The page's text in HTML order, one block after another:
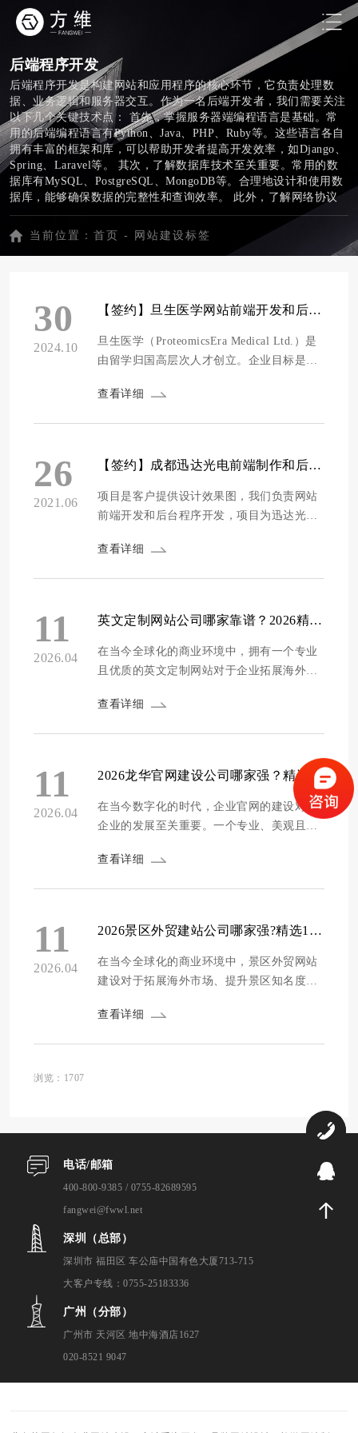
后端程序开发
后端程序开发是构建网站和应用程序的核心环节，它负责处理数
据、业务逻辑和服务器交互。作为一名后端开发者，我们需要关注
以下几个关键技术点： 首先，掌握服务器端编程语言是基础。常
用的后端编程语言有Python、Java、PHP、Ruby等。这些语言各自
拥有丰富的框架和库，可以帮助开发者提高开发效率，如Django、
Spring、Laravel等。 其次，了解数据库技术至关重要。常用的数
据库有MySQL、PostgreSQL、MongoDB等。合理地设计和使用数
据库，能够确保数据的完整性和查询效率。 此外，了解网络协议
和API开发也是后端程序开发的关键。掌握HTTP协议、RESTful
API设计原则，能够使后端与前端、其他系统之间高效地进行数据
交互。 在开发过程中，后端开发者还需要关注以下方面： 1. 代码
3. 性能优化：对程序进行性能分析，优化数据库查询、缓存策略
等，提高系统运行效率。 4. 测试：编写单元测试、集成测试，确
保代码质量；使用自动化测试工具，提高测试效率。 5. 部署与运
维：熟悉服务器部署、运维相关技能，确保项目的稳定运行。 总
开发过程中的各个细节，才能构建出高效、稳定、安全的后端系
当前位置： 首页 - 网站建设标签
30
2024.10
【签约】旦生医学网站前端开发和后端程序开发项目
旦生医学（ProteomicsEra Medical Ltd.）是
由留学归国高层次人才创立。企业目标是打
组学芯片设计、研发、制备和应用示范平
数据平台，运用人工智能技术，破解人体健
康分子密码，面向科技、医学、健康三大方
向提供...
查看详细
26
2021.06
【签约】成都迅达光电前端制作和后端程序开发双语响应式网站制作项目
项目是客户提供设计效果图，我们负责网站
前端开发和后台程序开发，项目为迅达光大
科技股份有限公司旗下品牌，主要产品为家
供领先于市场的尖端大屏影音体验。 集团创
立于1995年，注册资金7,114.69万。...
查看详细
11
2026.04
英文定制网站公司哪家靠谱？2026精选10家专业海外建站服务商推荐
在当今全球化的商业环境中，拥有一个专业
且优质的英文定制网站对于企业拓展海外市
司众多，质量参差不齐，企业在选择时往往
和评测。 本次评测主要从公司资质、设计能
力、程序开发、安全防护、售后维护、源码
交付...
查看详细
11
2026.04
2026龙华官网建设公司哪家强？精选十家专业靠谱建站服务商推荐
在当今数字化的时代，企业官网的建设对于
企业的发展至关重要。一个专业、美观且实
企业带来更多的业务机会。龙华地区作为经
设公司哪家强呢？为了给企业提供更具参考
价值的信息，我们通过多维度的评测标准，
对众多建站服...
查看详细
11
2026.04
2026景区外贸建站公司哪家强?精选10家专业外贸网站建设服务商
在当今全球化的商业环境中，景区外贸网站
建设对于拓展海外市场、提升景区知名度和
术的不断发展，越来越多的景区开始重视外
查看详细
浏览：1707
电话/邮箱
400-800-9385 / 0755-82689595
fangwei@fwwl.net
深圳（总部）
深圳市 福田区 车公庙中国有色大厦713-715
大客户专线：0755-25183336
广州（分部）
广州市 天河区 地中海酒店1627
020-8521 9047